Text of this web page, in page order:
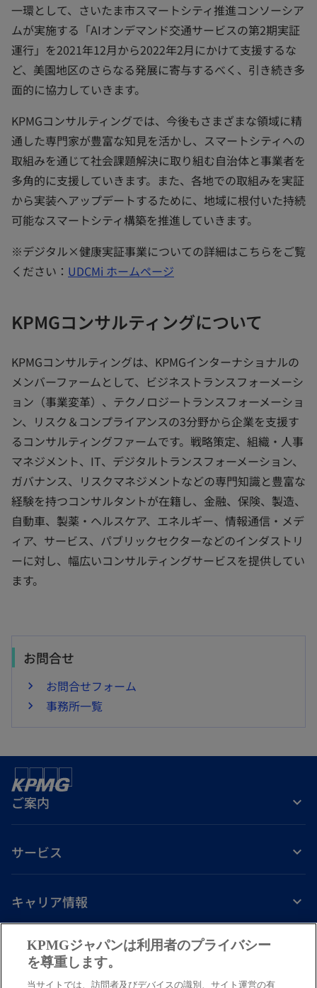
一環として、さいたま市スマートシティ推進コンソーシア
ムが実施する「AIオンデマンド交通サービスの第2期実証
運行」を2021年12月から2022年2月にかけて支援するな
ど、美園地区のさらなる発展に寄与するべく、引き続き多
面的に協力していきます。
KPMGコンサルティングでは、今後もさまざまな領域に精
通した専門家が豊富な知見を活かし、スマートシティへの
取組みを通じて社会課題解決に取り組む自治体と事業者を
多角的に支援していきます。また、各地での取組みを実証
から実装へアップデートするために、地域に根付いた持続
可能なスマートシティ構築を推進していきます。
※デジタル×健康実証事業についての詳細はこちらをご覧
ください： UDCMi ホームページ
KPMGコンサルティングについて
KPMGコンサルティングは、KPMGインターナショナルの
メンバーファームとして、ビジネストランスフォーメーシ
ョン（事業変革）、テクノロジートランスフォーメーショ
ン、リスク＆コンプライアンスの3分野から企業を支援す
るコンサルティングファームです。戦略策定、組織・人事
マネジメント、IT、デジタルトランスフォーメーション、
ガバナンス、リスクマネジメントなどの専門知識と豊富な
経験を持つコンサルタントが在籍し、金融、保険、製造、
自動車、製薬・ヘルスケア、エネルギー、情報通信・メデ
ィア、サービス、パブリックセクターなどのインダストリ
ーに対し、幅広いコンサルティングサービスを提供してい
ます。
お問合せ
お問合せフォーム
事務所一覧
ご案内
サービス
キャリア情報
し
い
し
し
し
し
免責事項プライバシーポリシー
KPMGジャパンは利用者のプライバシー
を尊重します。
当サイトでは、訪問者及びデバイスの識別、サイト運営の有